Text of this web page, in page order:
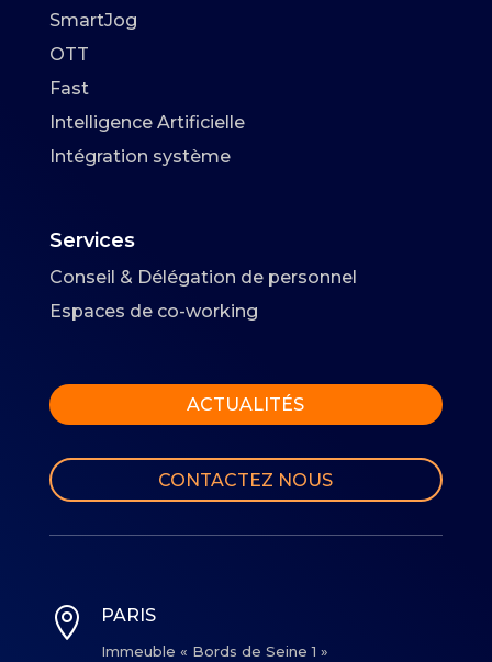
SmartJog
OTT
Fast
Intelligence Artificielle
Intégration système
Services
Conseil & Délégation de personnel
Espaces de co-working
ACTUALITÉS
CONTACTEZ NOUS
 PARIS
Immeuble « Bords de Seine 1 »